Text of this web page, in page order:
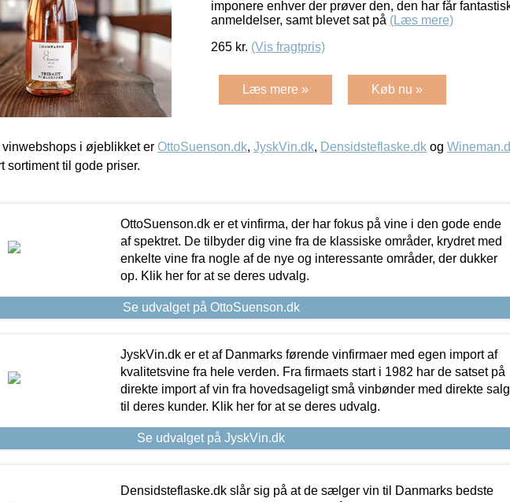
imponere enhver der prøver den, den har får
anmeldelser, samt blevet sat på (Læs mere)
265 kr. (Vis fragtpris)
Læs mere » Køb nu »
i øjeblikket er OttoSuenson.dk, JyskVin.dk, Densidsteflaske.dk og
sortiment til gode priser.
OttoSuenson.dk er et vinfirma, der har fokus på vine i den gode ende
af spektret. De tilbyder dig vine fra de klassiske områder, krydret med
enkelte vine fra nogle af de nye og interessante områder, der dukker
op. Klik her for at se deres udvalg.
Se udvalget på OttoSuenson.dk
JyskVin.dk er et af Danmarks førende vinfirmaer med egen import af
kvalitetsvine fra hele verden. Fra firmaets start i 1982 har de satset på
direkte import af vin fra hovedsageligt små vinbønder med direkte salg
til deres kunder. Klik her for at se deres udvalg.
Se udvalget på JyskVin.dk
Densidsteflaske.dk slår sig på at de sælger vin til Danmarks bedste